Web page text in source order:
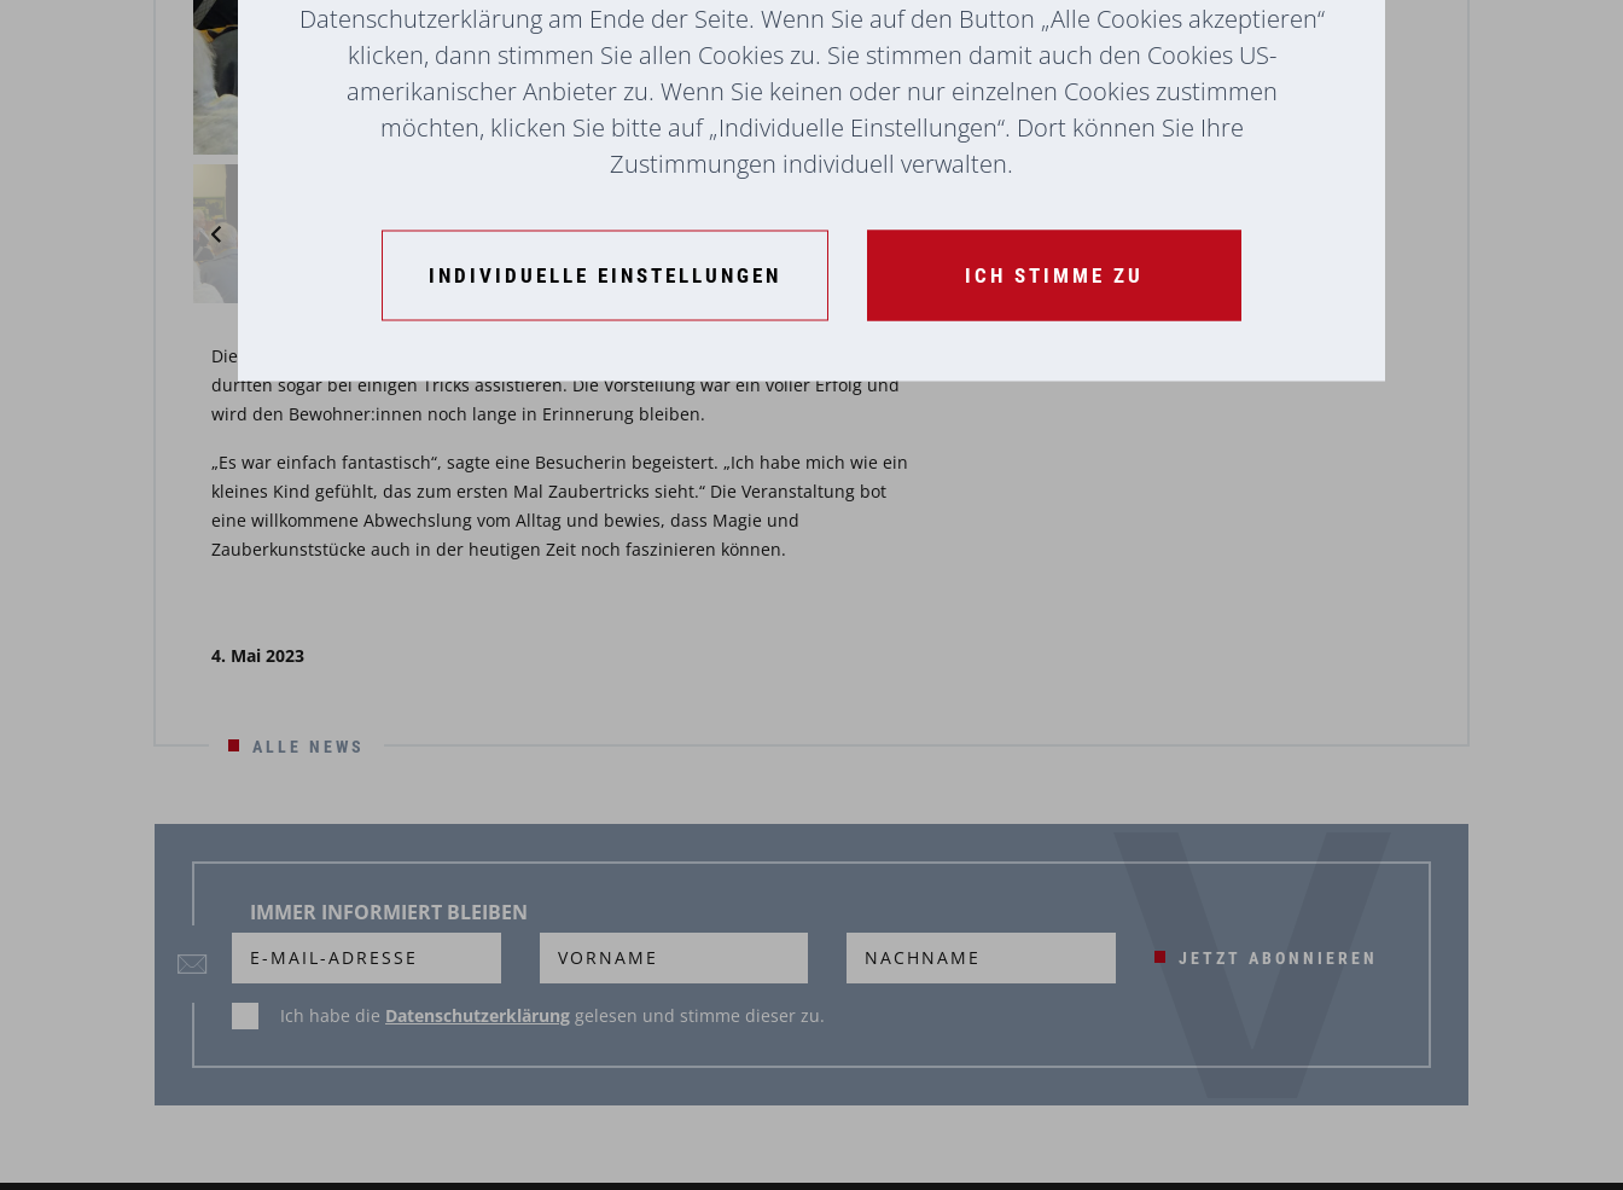
Die jungen und alten Zuschauer:innen hatten viel Freude an der Aufführung und
durften sogar bei einigen Tricks assistieren. Die Vorstellung war ein voller Erfolg und
wird den Bewohner:innen noch lange in Erinnerung bleiben.
„Es war einfach fantastisch“, sagte eine Besucherin begeistert. „Ich habe mich wie ein
kleines Kind gefühlt, das zum ersten Mal Zaubertricks sieht.“ Die Veranstaltung bot
eine willkommene Abwechslung vom Alltag und bewies, dass Magie und
Zauberkunststücke auch in der heutigen Zeit noch faszinieren können.
4. Mai 2023
ALLE NEWS
IMMER INFORMIERT BLEIBEN
JETZT ABONNIEREN
Ich habe die Datenschutzerklärung gelesen und stimme dieser zu.
Datenschutzerklärung am Ende der Seite. Wenn Sie auf den Button „Alle Cookies akzeptieren“
klicken, dann stimmen Sie allen Cookies zu. Sie stimmen damit auch den Cookies US-
amerikanischer Anbieter zu. Wenn Sie keinen oder nur einzelnen Cookies zustimmen
möchten, klicken Sie bitte auf „Individuelle Einstellungen“. Dort können Sie Ihre
Zustimmungen individuell verwalten.
INDIVIDUELLE EINSTELLUNGEN ICH STIMME ZU